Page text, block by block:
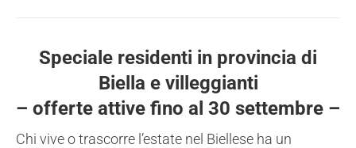
Speciale residenti in provincia di
Biella e villeggianti
– offerte attive fino al 30 settembre –
Chi vive o trascorre l’estate nel Biellese ha un